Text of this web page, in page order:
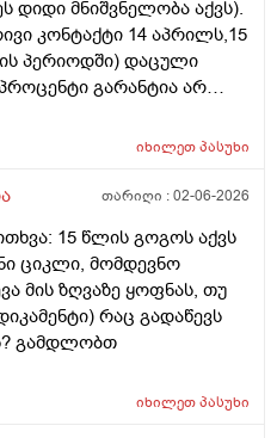
პროცესიდან და ზოგს
მნიშვნელობა აქვს).
კონტაქტი 14 აპრილს,15
პერიოდში) დაცული
გარანტია არ
bleeding არსებობს და
ადრე
გავიკეთე
შეგრძნება
მენტრუაციას
28-32 დღე
ქალაქში გავემგვაზრე
იხილეთპასუხი
თარიღი :02-06-2026
15 წლის გოგოს აქვს
ციკლი, მომდევნო
მის ზღვაზე ყოფნას, თუ
რაც გადაწევს
გამდლობთ
იხილეთპასუხი